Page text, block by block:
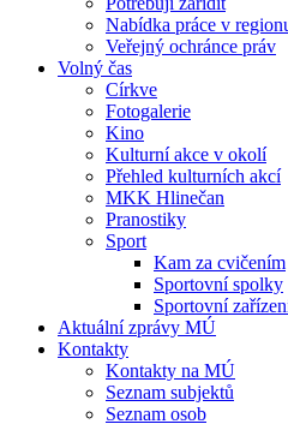
Nabídka práce v
Veřejný ochránce práv
Volný čas
Církve
Fotogalerie
Kino
Kulturní akce v okolí
Přehled kulturních akcí
MKK Hlinečan
Pranostiky
Sport
Kam za cvičením
Sportovní spolky
Sportovní
Aktuální zprávy MÚ
Kontakty
Kontakty na MÚ
Seznam subjektů
Seznam osob